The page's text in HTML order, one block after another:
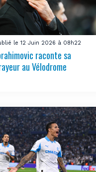
le 12 Juin 2026 à 08h22
raconte sa
au Vélodrome